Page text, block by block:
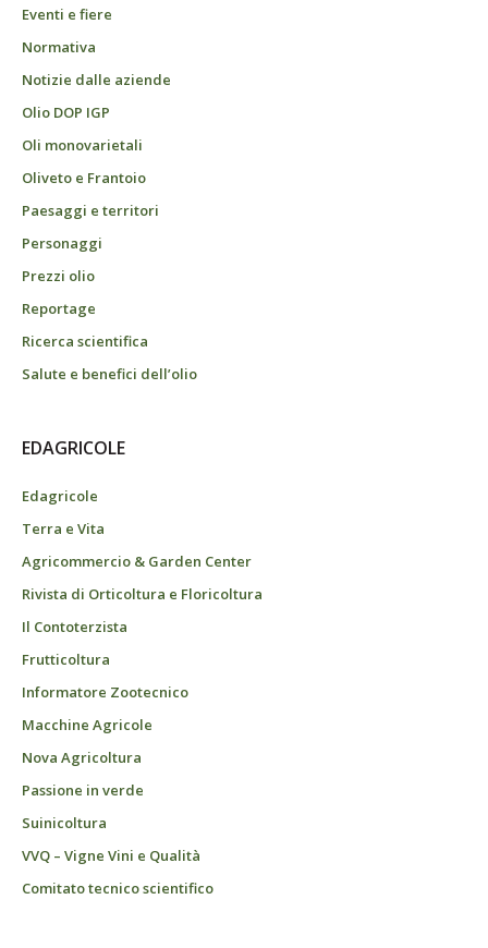
Eventi e fiere
Normativa
Notizie dalle aziende
Olio DOP IGP
Oli monovarietali
Oliveto e Frantoio
Paesaggi e territori
Personaggi
Prezzi olio
Reportage
Ricerca scientifica
Salute e benefici dell’olio
EDAGRICOLE
Edagricole
Terra e Vita
Agricommercio & Garden Center
Rivista di Orticoltura e Floricoltura
Il Contoterzista
Frutticoltura
Informatore Zootecnico
Macchine Agricole
Nova Agricoltura
Passione in verde
Suinicoltura
VVQ – Vigne Vini e Qualità
Comitato tecnico scientifico